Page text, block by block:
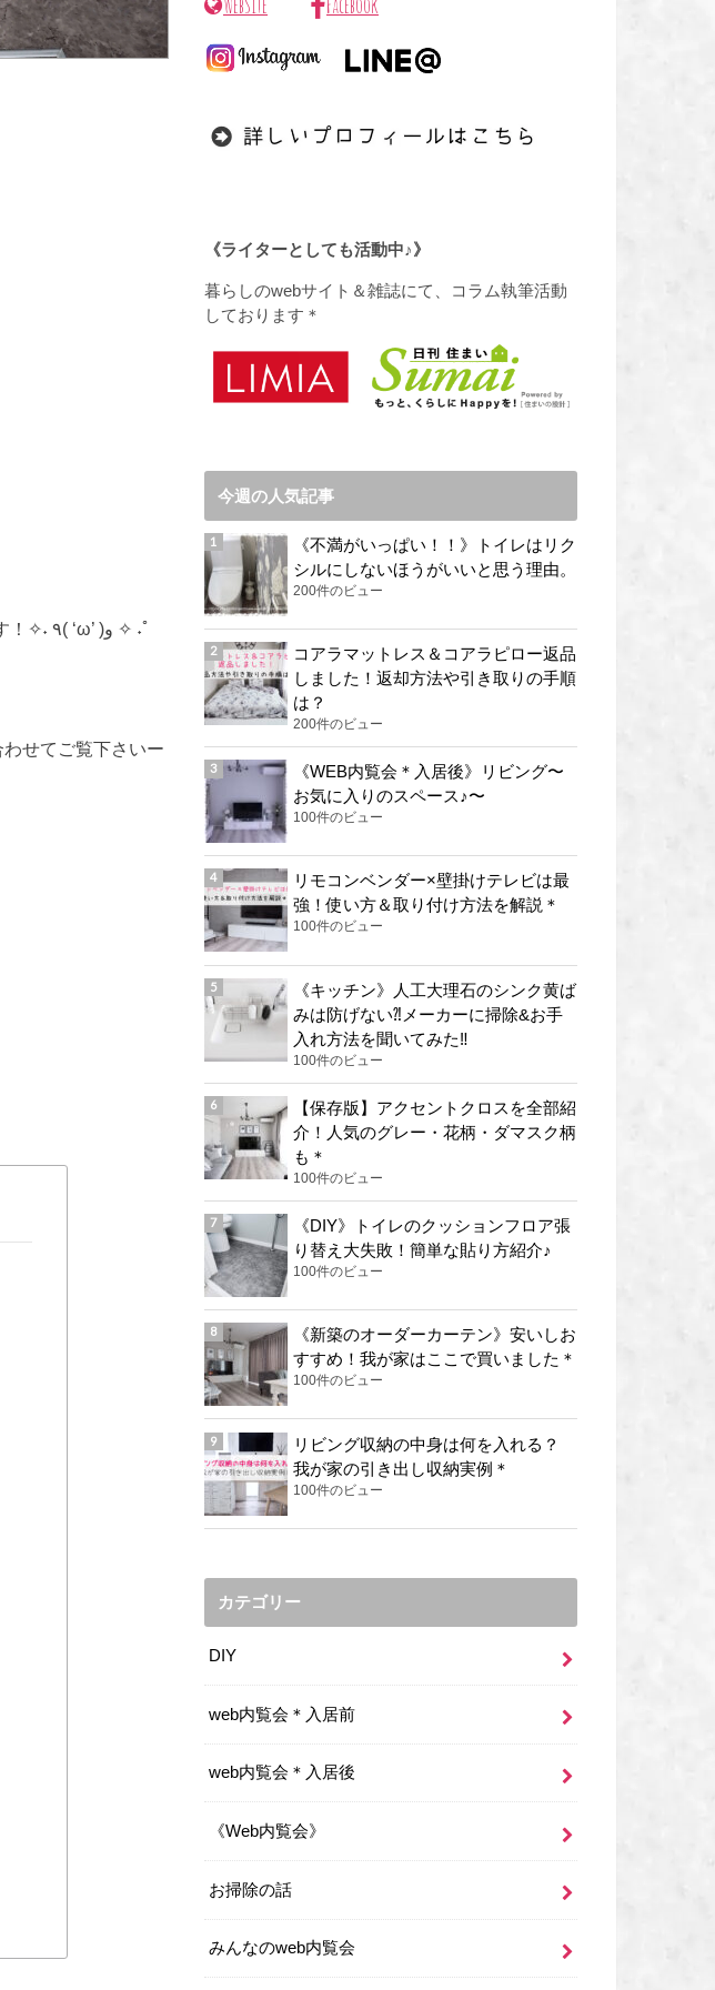
2畳だと収納スペースがほとんどないのですが。。今の所なんとか間に合ってます！✧˖ ٩( ‘ω’ )و ✧ ˖ﾟ
せてご覧下さいー
《ライターとしても活動中♪》
暮らしのwebサイト＆雑誌にて、コラム執筆活動
しております＊
今週の人気記事
《不満がいっぱい！！》トイレはリク
シルにしないほうがいいと思う理由。
200件のビュー
コアラマットレス＆コアラピロー返品
しました！返却方法や引き取りの手順
は？
200件のビュー
《WEB内覧会＊入居後》リビング〜
お気に入りのスペース♪〜
100件のビュー
リモコンベンダー×壁掛けテレビは最
強！使い方＆取り付け方法を解説＊
100件のビュー
《キッチン》人工大理石のシンク黄ば
みは防げない⁈メーカーに掃除&お手
入れ方法を聞いてみた‼︎
100件のビュー
【保存版】アクセントクロスを全部紹
介！人気のグレー・花柄・ダマスク柄
も＊
100件のビュー
《DIY》トイレのクッションフロア張
り替え大失敗！簡単な貼り方紹介♪
100件のビュー
《新築のオーダーカーテン》安いしお
すすめ！我が家はここで買いました＊
100件のビュー
リビング収納の中身は何を入れる？
我が家の引き出し収納実例＊
100件のビュー
カテゴリー
DIY
web内覧会＊入居前
web内覧会＊入居後
《Web内覧会》
お掃除の話
みんなのweb内覧会